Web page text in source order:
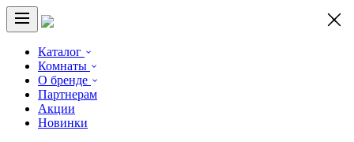
Каталог
Комнаты
О бренде
Партнерам
Акции
Новинки
×